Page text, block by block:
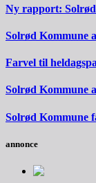
Ny rapport:
Solrød Kommune
Farvel til
Solrød Kommune
Solrød Kommune
annonce